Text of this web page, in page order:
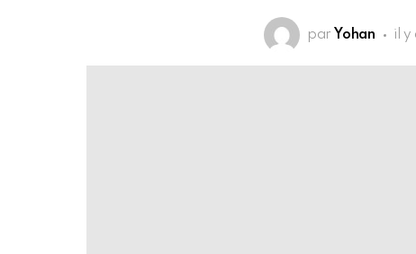
par Yohan il y